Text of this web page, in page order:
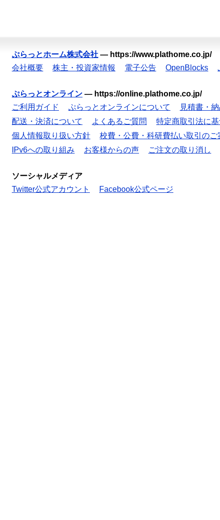
ぷらっとホーム株式会社 — https://www.plathome.co.jp/
会社概要
株主・投資家情報 電子公告 OpenBlocks
ぷらっとオンライン — https://online.plathome.co.jp/
ご利用ガイド
ぷらっとオンラインについて
見積書・
配送・決済について
よくあるご質問
特定商取引法に
個人情報取り扱い方針
校費・公費・科研費払い取引のご
IPv6への取り組み
お客様からの声 ご注文の取り消し
ソーシャルメディア
Twitter公式アカウント
Facebook公式ページ